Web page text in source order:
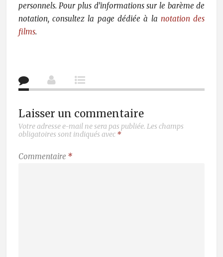
personnels. Pour plus d’informations sur le barème de
notation, consultez la page dédiée à lanotation des
films.
Laisser un commentaire
Votre adresse e-mail ne sera pas publiée. Les champs
obligatoires sont indiqués avec *
Commentaire *